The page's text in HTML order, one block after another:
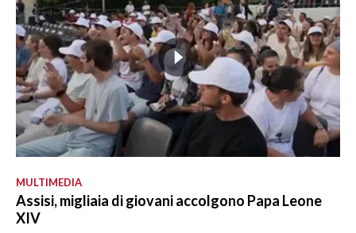
MULTIMEDIA
Assisi, migliaia di giovani accolgono Papa Leone
XIV